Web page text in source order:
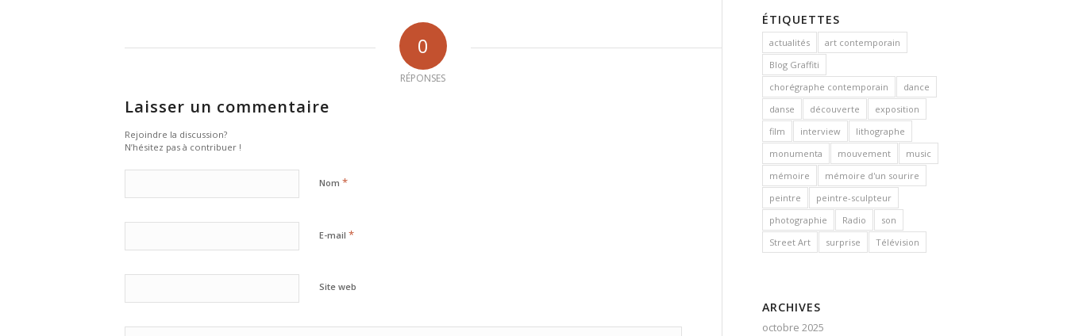
0
RÉPONSES
Laisser un commentaire
Rejoindre la discussion?
N’hésitez pas à contribuer !
Nom *
E-mail *
Site web
ÉTIQUETTES
actualités
art contemporain
Blog Graffiti
chorégraphe contemporain
dance
danse
découverte
exposition
film
interview
lithographe
monumenta
mouvement
music
mémoire
mémoire d'un sourire
peintre
peintre-sculpteur
photographie
Radio
son
Street Art
surprise Télévision
ARCHIVES
octobre 2025